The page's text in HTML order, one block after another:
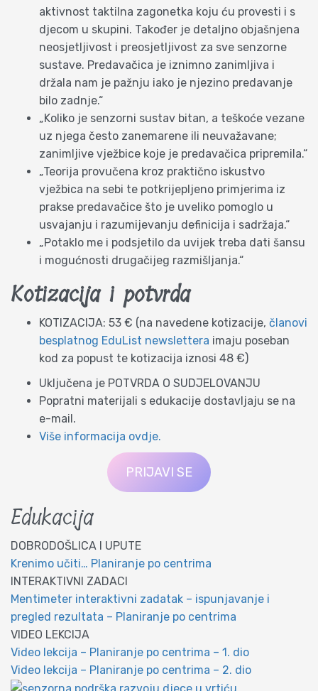
aktivnost taktilna zagonetka koju ću provesti i s
djecom u skupini. Također je detaljno objašnjena
neosjetljivost i preosjetljivost za sve senzorne
sustave. Predavačica je iznimno zanimljiva i
držala nam je pažnju iako je njezino predavanje
bilo zadnje.“
„Koliko je senzorni sustav bitan, a teškoće vezane
uz njega često zanemarene ili neuvažavane;
zanimljive vježbice koje je predavačica pripremila.“
„Teorija provučena kroz praktično iskustvo
vježbica na sebi te potkrijepljeno primjerima iz
prakse predavačice što je uveliko pomoglo u
usvajanju i razumijevanju definicija i sadržaja.“
„Potaklo me i podsjetilo da uvijek treba dati šansu
i mogućnosti drugačijeg razmišljanja.“
Kotizacija i potvrda
KOTIZACIJA: 53 € (na navedene kotizacije, članovi
besplatnog EduList newslettera imaju poseban
kod za popust te kotizacija iznosi 48 €)
Uključena je POTVRDA O SUDJELOVANJU
Popratni materijali s edukacije dostavljaju se na
e-mail.
Više informacija ovdje.
PRIJAVI SE
Edukacija
DOBRODOŠLICA I UPUTE
Krenimo učiti… Planiranje po centrima
INTERAKTIVNI ZADACI
Mentimeter interaktivni zadatak – ispunjavanje i
pregled rezultata – Planiranje po centrima
VIDEO LEKCIJA
Video lekcija – Planiranje po centrima – 1. dio
Video lekcija – Planiranje po centrima – 2. dio